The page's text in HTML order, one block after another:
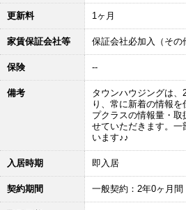
更新料 1ヶ月
家賃保証会社等 保証会社必加入（そ
保険 --
備考
タウンハウジングは
り、常に新着の情報
プクラスの情報量・取
せていただきます。一
います♪♪
入居時期 即入居
契約期間 一般契約：2年0ヶ月間